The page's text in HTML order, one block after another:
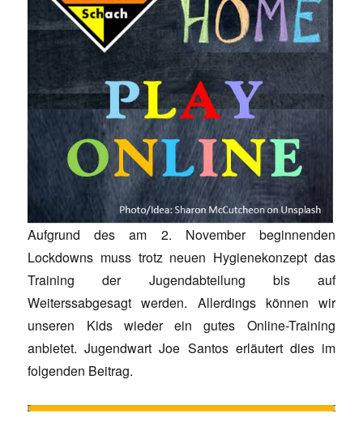
Aufgrund des am 2. November beginnenden
Lockdowns muss trotz neuen Hygienekonzept das
Training der Jugendabteilung bis auf
Weiterssabgesagt werden. Allerdings können wir
unseren Kids wieder ein gutes Online-Training
anbietet. Jugendwart Joe Santos erläutert dies im
folgenden Beitrag.